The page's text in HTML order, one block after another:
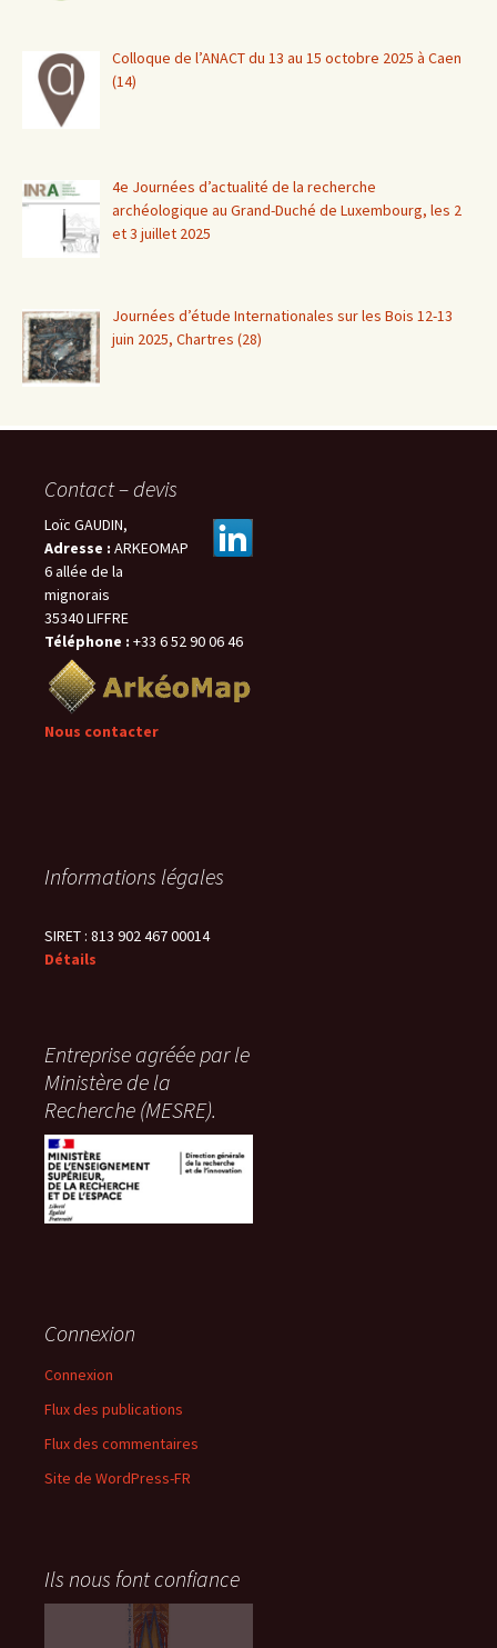
Colloque de l’ANACT du 13 au 15 octobre 2025 à Caen
(14)
4e Journées d’actualité de la recherche
archéologique au Grand-Duché de Luxembourg, les 2
et 3 juillet 2025
Journées d’étude Internationales sur les Bois 12-13
juin 2025, Chartres (28)
Contact – devis
Loïc GAUDIN,
Adresse : ARKEOMAP
6 allée de la
mignorais
35340 LIFFRE
Téléphone : +33 6 52 90 06 46
Nous contacter
Informations légales
SIRET : 813 902 467 00014
Détails
Entreprise agréée par le
Ministère de la
Recherche (MESRE).
Connexion
Connexion
Flux des publications
Flux des commentaires
Site de WordPress-FR
Ils nous font confiance